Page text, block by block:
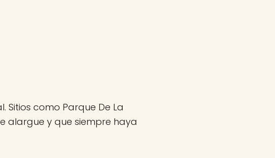
Sitios como Parque De La
alargue y que siempre haya